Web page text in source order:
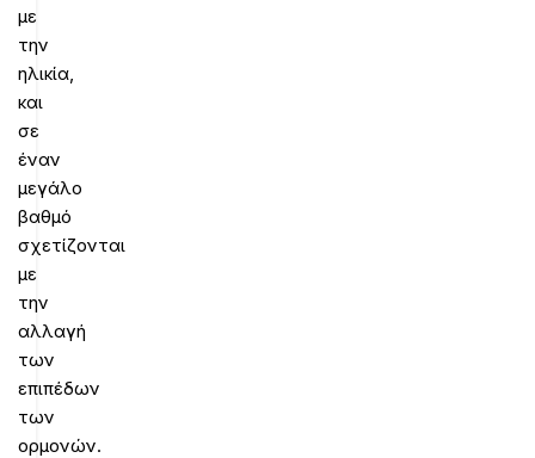
με
την
ηλικία,
και
σε
έναν
μεγάλο
βαθμό
σχετίζονται
με
την
αλλαγή
των
επιπέδων
των
ορμονών.